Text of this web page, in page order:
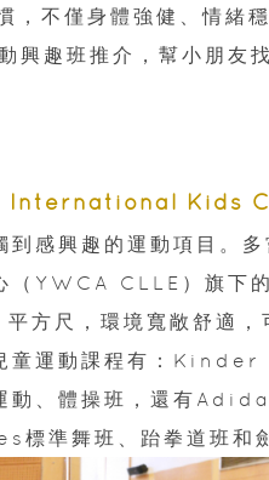
，不僅身體強健、情緒
趣班推介，幫小朋友
International Kids
感興趣的運動項目。
心（YWCA CLLE）
尺，環境寬敞舒適，
兒童運動課程有：
、體操班，還有
準舞班、跆拳道班和劍